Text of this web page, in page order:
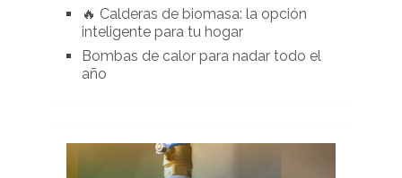
🔥 Calderas de biomasa: la opción
inteligente para tu hogar
Bombas de calor para nadar todo el
año